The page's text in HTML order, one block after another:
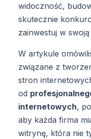
widoczność,
skutecznie
zainwestuj w
W artykule
związane z
stron
od
internetowych,
aby każda firma
witrynę, która nie